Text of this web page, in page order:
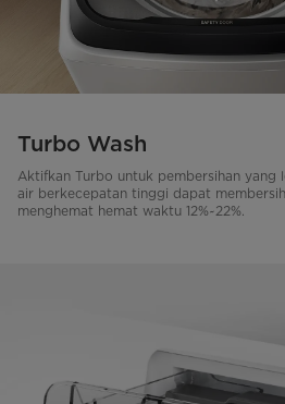
Turbo Wash
Aktifkan Turbo untuk pembersihan yang
air berkecepatan tinggi dapat
menghemat hemat waktu 12%~22%.